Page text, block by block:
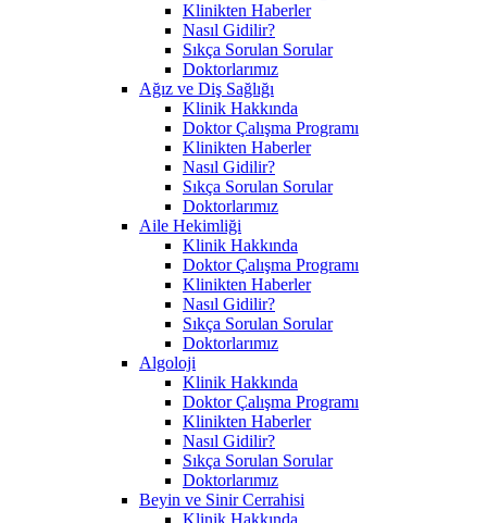
Klinikten Haberler
Nasıl Gidilir?
Sıkça Sorulan Sorular
Doktorlarımız
Ağız ve Diş Sağlığı
Klinik Hakkında
Doktor Çalışma Programı
Klinikten Haberler
Nasıl Gidilir?
Sıkça Sorulan Sorular
Doktorlarımız
Aile Hekimliği
Klinik Hakkında
Doktor Çalışma Programı
Klinikten Haberler
Nasıl Gidilir?
Sıkça Sorulan Sorular
Doktorlarımız
Algoloji
Klinik Hakkında
Doktor Çalışma Programı
Klinikten Haberler
Nasıl Gidilir?
Sıkça Sorulan Sorular
Doktorlarımız
Beyin ve Sinir Cerrahisi
Klinik Hakkında